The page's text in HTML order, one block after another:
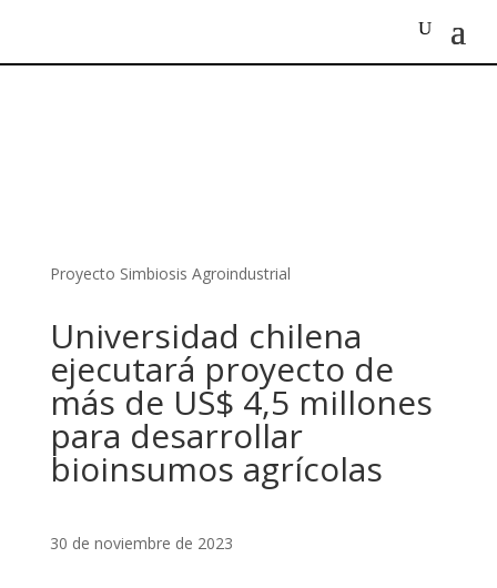
Proyecto Simbiosis Agroindustrial
Universidad chilena
ejecutará proyecto de
más de US$ 4,5 millones
para desarrollar
bioinsumos agrícolas
30 de noviembre de 2023